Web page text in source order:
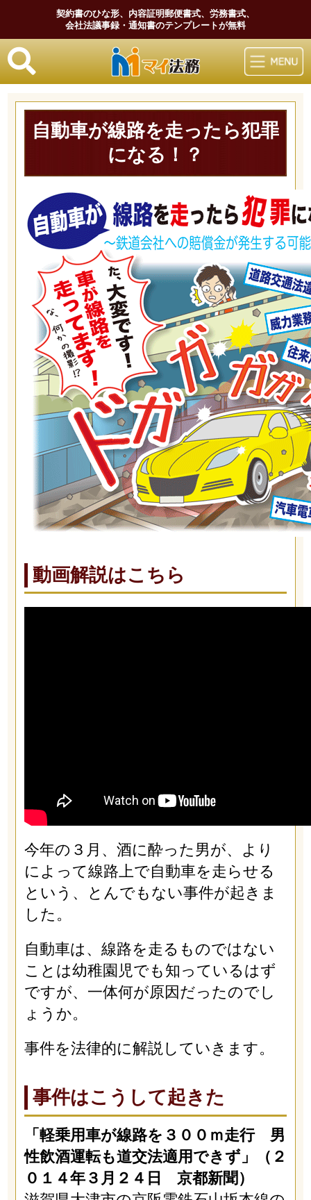
契約書のひな形、内容証明郵便書式、労務書式、
会社法議事録・通知書のテンプレートが無料
マイ法務
自動車が線路を走ったら犯罪
になる！？
動画解説はこちら
今年の３月、酒に酔った男が、より
によって線路上で自動車を走らせる
という、とんでもない事件が起きま
した。
自動車は、線路を走るものではない
ことは幼稚園児でも知っているはず
ですが、一体何が原因だったのでし
ょうか。
事件を法律的に解説していきます。
事件はこうして起きた
「軽乗用車が線路を３００ｍ走行 男
性飲酒運転も道交法適用できず」（２
０１４年３月２４日 京都新聞）